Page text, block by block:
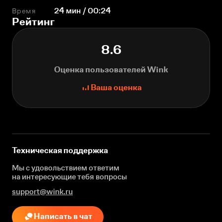
Время 24 мин / 00:24
Рейтинг
8.6
Оценка пользователей Wink
Ваша оценка
Техническая поддержка
Мы с удовольствием ответим
на интересующиетебя вопросы
support@wink.ru
Написать в чат